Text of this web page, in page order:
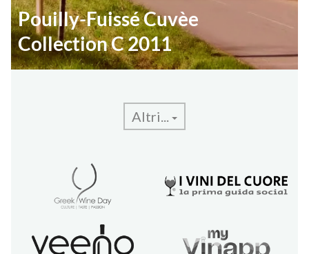
Pouilly-Fuissé Cuvèe
Collection C 2011
Altri...